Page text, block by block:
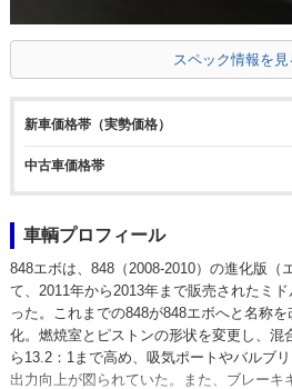
スペック情報を見
新車価格帯（実勢価格）
中古車価格帯
車輌プロフィール
848エボは、848（2008-2010）の進化版（
て、2011年から2013年まで販売されたミ
った。これまでの848が848エボへと名称
化。燃焼室とピストンの形状を変更し、混
ら13.2：1まで高め、吸気ポートやバルブ
出力向上が図られていた。また、ブレーキ